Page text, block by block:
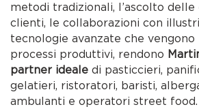
metodi tradizionali, l’ascolto delle
clienti, le collaborazioni con
tecnologie avanzate che
processi produttivi, rendono
partner ideale di pasticcieri,
gelatieri, ristoratori, baristi,
ambulanti e operatori street food.